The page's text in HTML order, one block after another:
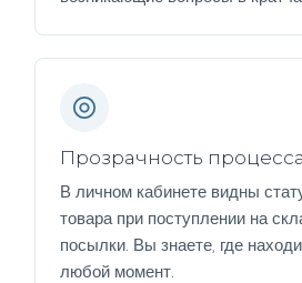
Прозрачность процесса
В личном кабинете видны
товара при поступлении на
посылки. Вы знаете, где
любой момент.